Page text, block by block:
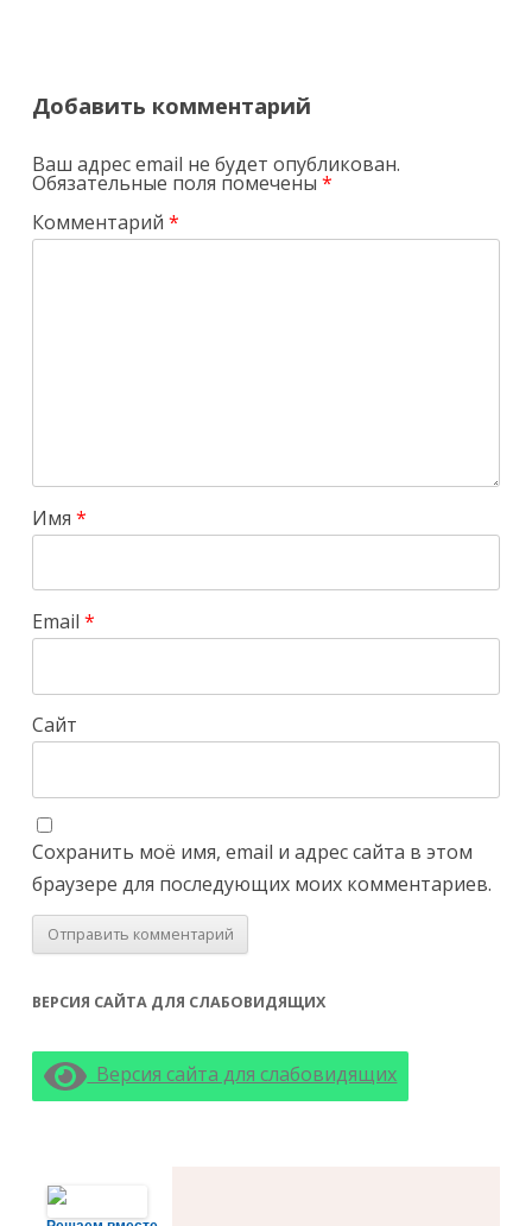
Добавить комментарий
Ваш адрес email не будет опубликован.
Обязательные поля помечены*
Комментарий*
Имя*
Email*
Сайт
Сохранить моё имя, email и адрес сайта в этом
браузере для последующих моих комментариев.
ВЕРСИЯ САЙТА ДЛЯ СЛАБОВИДЯЩИХ
Версия сайта для слабовидящих